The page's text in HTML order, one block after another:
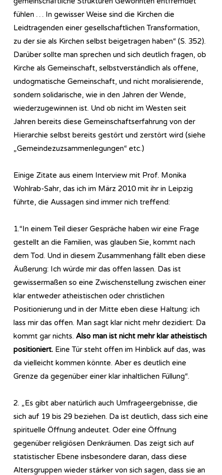
fühlen … In gewisser Weise sind die Kirchen die
Leidtragenden einer gesellschaftlichen Transformation,
zu der sie als Kirchen selbst beigetragen haben“ (S. 352).
Darüber sollte man sprechen und sich deutlich fragen, ob
Kirche als Gemeinschaft, selbstverständlich als offene,
undogmatische Gemeinschaft, und nicht moralisierende,
sondern solidarische, wie in den Jahren der Wende,
wiederzugewinnen ist. Und ob nicht im Westen seit
Jahren bereits diese Gemeinschaftserfahrung von der
Hierarchie selbst bereits gestört und zerstört wird (siehe
„Gemeindezuzsammenlegungen“ etc.)
Einige Zitate aus einem Interview mit Prof. Monika
Wohlrab-Sahr, das ich im März 2010 mit ihr in Leipzig
führte, die Aussagen sind immer nich treffend:
1.“In einem Teil dieser Gespräche haben wir eine Frage
gestellt an die Familien, was glauben Sie, kommt nach
dem Tod. Und in diesem Zusammenhang fällt eben diese
Äußerung: Ich würde mir das offen lassen. Das ist
gewissermaßen so eine Zwischenstellung zwischen einer
klar entweder atheistischen oder christlichen
Positionierung und in der Mitte eben diese Haltung: ich
lass mir das offen. Man sagt klar nicht mehr dezidiert: Da
kommt gar nichts. Also man ist nicht mehr klar atheistisch
positioniert. Eine Tür steht offen im Hinblick auf das, was
da vielleicht kommen könnte. Aber es deutlich eine
Grenze da gegenüber einer klar inhaltlichen Füllung“.
2. „Es gibt aber natürlich auch Umfrageergebnisse, die
sich auf 19 bis 29 beziehen. Da ist deutlich, dass sich eine
spirituelle Öffnung andeutet. Oder eine Öffnung
gegenüber religiösen Denkräumen. Das zeigt sich auf
statistischer Ebene insbesondere daran, dass diese
Altersgruppen wieder stärker von sich sagen, dass sie an